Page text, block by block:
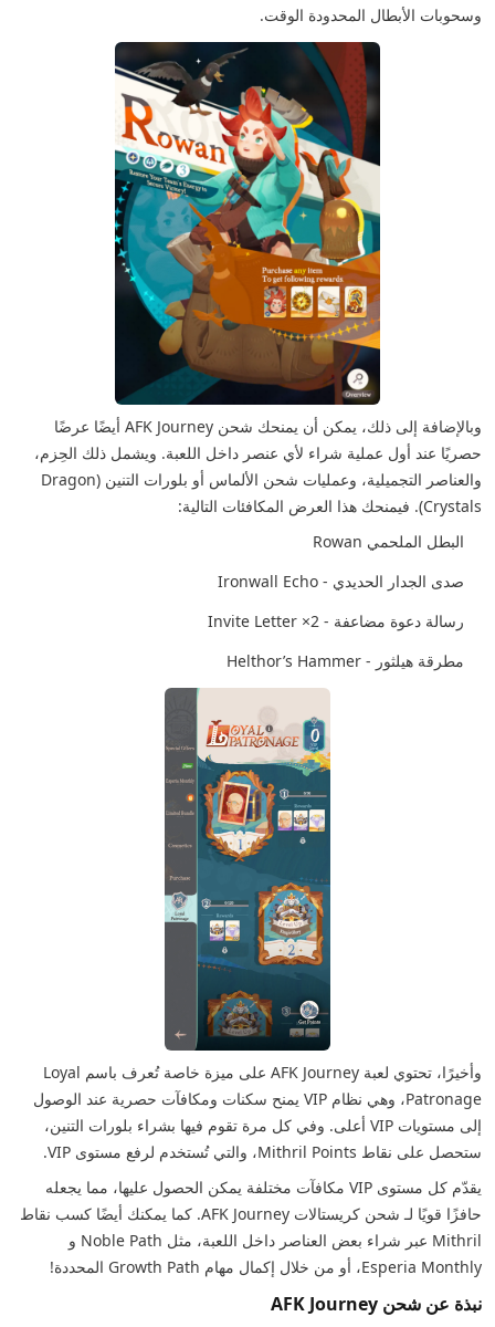
وسحوبات الأبطال المحدودة الوقت.
وبالإضافة إلى ذلك، يمكن أن يمنحك شحن AFK Journey أيضًا عرضًا
حصريًا عند أول عملية شراء لأي عنصر داخل اللعبة. ويشمل ذلك الحِزم،
والعناصر التجميلية، وعمليات شحن الألماس أو بلورات التنين (Dragon
Crystals). فيمنحك هذا العرض المكافئات التالية:
البطل الملحمي Rowan
صدى الجدار الحديدي - Ironwall Echo
رسالة دعوة مضاعفة - 2× Invite Letter
مطرقة هيلثور - Helthor’s Hammer
وأخيرًا، تحتوي لعبة AFK Journey على ميزة خاصة تُعرف باسم Loyal
Patronage، وهي نظام VIP يمنح سكنات ومكافآت حصرية عند الوصول
إلى مستويات VIP أعلى. وفي كل مرة تقوم فيها بشراء بلورات التنين،
ستحصل على نقاط Mithril Points، والتي تُستخدم لرفع مستوى VIP.
يقدّم كل مستوى VIP مكافآت مختلفة يمكن الحصول عليها، مما يجعله
حافزًا قويًا لـ شحن كريستالات AFK Journey. كما يمكنك أيضًا كسب نقاط
Mithril عبر شراء بعض العناصر داخل اللعبة، مثل Noble Path و
Esperia Monthly، أو من خلال إكمال مهام Growth Path المحددة!
نبذة عن شحن AFK Journey